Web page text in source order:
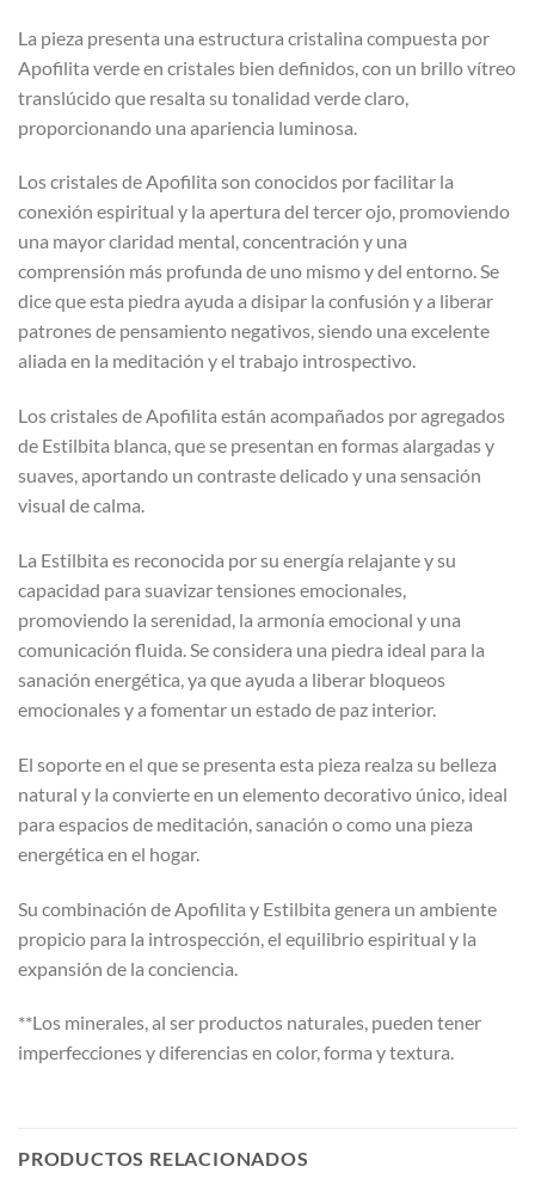
La pieza presenta una estructura cristalina compuesta por
Apofilita verde en cristales bien definidos, con un brillo vítreo
translúcido que resalta su tonalidad verde claro,
proporcionando una apariencia luminosa.
Los cristales de Apofilita son conocidos por facilitar la
conexión espiritual y la apertura del tercer ojo, promoviendo
una mayor claridad mental, concentración y una
comprensión más profunda de uno mismo y del entorno. Se
dice que esta piedra ayuda a disipar la confusión y a liberar
patrones de pensamiento negativos, siendo una excelente
aliada en la meditación y el trabajo introspectivo.
Los cristales de Apofilita están acompañados por agregados
de Estilbita blanca, que se presentan en formas alargadas y
suaves, aportando un contraste delicado y una sensación
visual de calma.
La Estilbita es reconocida por su energía relajante y su
capacidad para suavizar tensiones emocionales,
promoviendo la serenidad, la armonía emocional y una
comunicación fluida. Se considera una piedra ideal para la
sanación energética, ya que ayuda a liberar bloqueos
emocionales y a fomentar un estado de paz interior.
El soporte en el que se presenta esta pieza realza su belleza
natural y la convierte en un elemento decorativo único, ideal
para espacios de meditación, sanación o como una pieza
energética en el hogar.
Su combinación de Apofilita y Estilbita genera un ambiente
propicio para la introspección, el equilibrio espiritual y la
expansión de la conciencia.
**Los minerales, al ser productos naturales, pueden tener
imperfecciones y diferencias en color, forma y textura.
PRODUCTOS RELACIONADOS